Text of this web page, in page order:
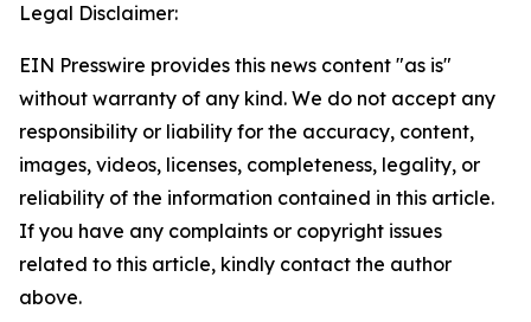
Legal Disclaimer:
EIN Presswire provides this news content "as is"
without warranty of any kind. We do not accept any
responsibility or liability for the accuracy, content,
images, videos, licenses, completeness, legality, or
reliability of the information contained in this article.
If you have any complaints or copyright issues
related to this article, kindly contact the author
above.